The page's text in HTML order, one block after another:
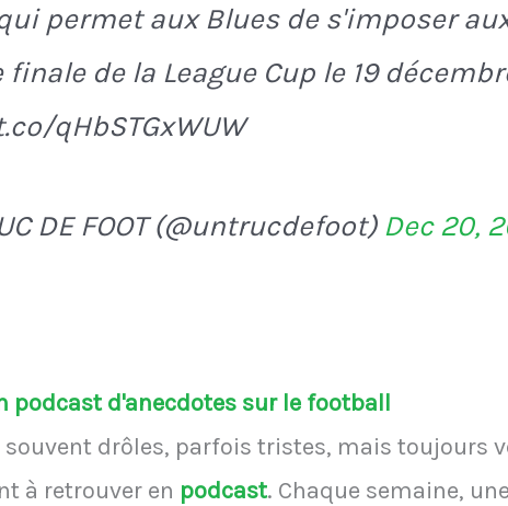
qui permet aux Blues de s'imposer
de la League Cup le 19
qHbSTGxWUW
DE FOOT (@untrucdefoot) Dec 20,
podcast d'anecdotes sur le football
drôles, parfois tristes, mais toujours
à retrouver en podcast. Chaque semaine,